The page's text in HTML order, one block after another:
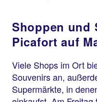
Shoppen und
Picafort auf
Viele Shops im Ort
Souvenirs an,
Supermärkte, in